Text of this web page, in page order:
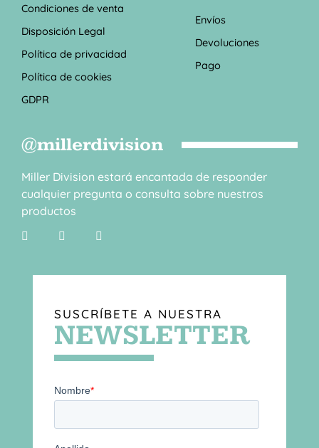
Condiciones de venta
Disposición Legal
Política de privacidad
Política de cookies
GDPR
Envíos
Devoluciones
Pago
@millerdivision
Miller Division estará encantada de responder
cualquier pregunta o consulta sobre nuestros
productos
SUSCRÍBETE A NUESTRA
NEWSLETTER